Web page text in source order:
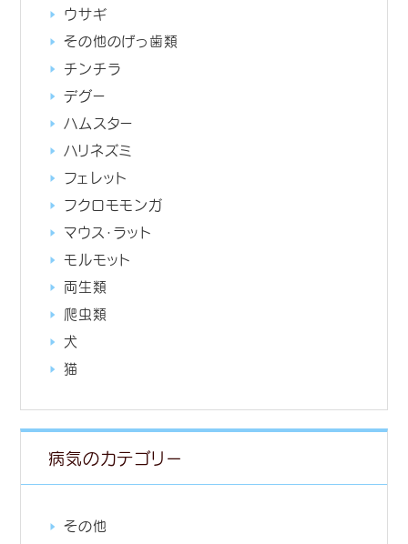
ウサギ
その他のげっ歯類
チンチラ
デグー
ハムスター
ハリネズミ
フェレット
フクロモモンガ
マウス・ラット
モルモット
両生類
爬虫類
犬
猫
病気のカテゴリー
その他